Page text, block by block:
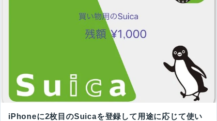
iPhoneに2枚目のSuicaを登録して用途に応じて使い